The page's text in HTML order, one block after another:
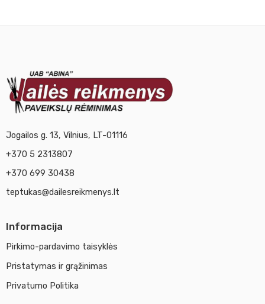
Jogailos g. 13, Vilnius, LT-01116
+370 5 2313807
+370 699 30438
teptukas@dailesreikmenys.lt
Informacija
Pirkimo-pardavimo taisyklės
Pristatymas ir grąžinimas
Privatumo Politika